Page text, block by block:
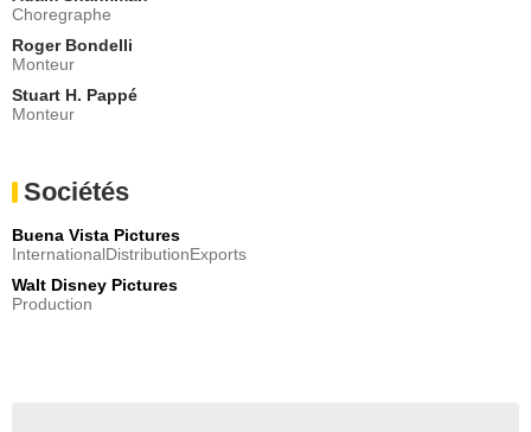
Choregraphe
Roger Bondelli
Monteur
Stuart H. Pappé
Monteur
Sociétés
Buena Vista Pictures
InternationalDistributionExports
Walt Disney Pictures
Production